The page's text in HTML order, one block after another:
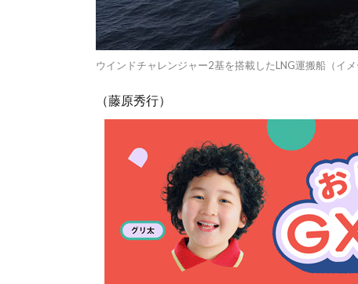
ウインドチャレンジャー2基を搭載したLNG運搬船（イメ
（藤原秀行）